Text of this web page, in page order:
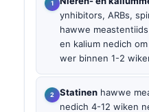
ynhibitors, ARBs,
hawwe
en kalium nedich
wer binnen 1-2
Statinen hawwe
nedich 4-12 wiken